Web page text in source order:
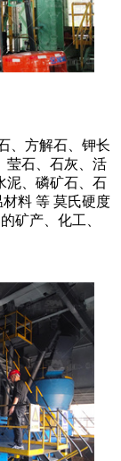
、方解石、钾长
莹石、石灰、活
泥、磷矿石、石
料 等 莫氏硬度
矿产、化工、